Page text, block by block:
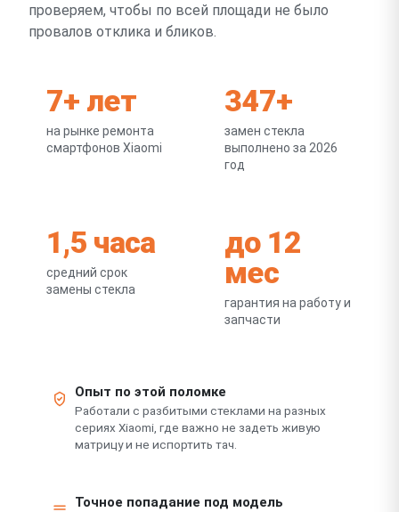
проверяем, чтобы по всей площади не было
провалов отклика и бликов.
7+ лет
на рынке ремонта
смартфонов Xiaomi
347+
замен стекла
выполнено за 2026
год
1,5 часа
средний срок
замены стекла
до 12
мес
гарантия на работу и
запчасти
Опыт по этой поломке
Работали с разбитыми стеклами на разных
сериях Xiaomi, где важно не задеть живую
матрицу и не испортить тач.
Точное попадание под модель